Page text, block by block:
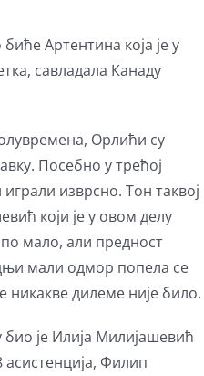
Артентина која је у
савладала Канаду
Орлићи су
Посебно у трећој
изврсно. Тон таквој
који је у овом делу
мало, али предност
мали одмор попела се
никакве дилеме није било.
је Илија Милијашевић
асистенција, Филип